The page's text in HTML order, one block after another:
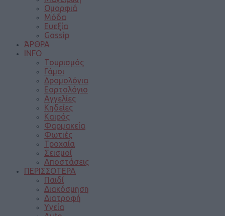
Ομορφιά
Μόδα
Ευεξία
Gossip
ΆΡΘΡΑ
INFO
Τουρισμός
Γάμοι
Δρομολόγια
Εορτολόγιο
Αγγελίες
Κηδείες
Καιρός
Φαρμακεία
Φωτιές
Τροχαία
Σεισμοί
Αποστάσεις
ΠΕΡΙΣΣΟΤΕΡΑ
Παιδί
Διακόσμηση
Διατροφή
Υγεία